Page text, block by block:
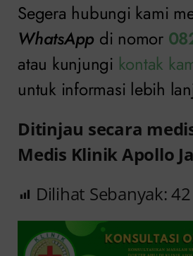
Segera hubungi kami
WhatsApp di nomor
atau kunjungi kontak
untuk informasi lebih
Ditinjau secara
Medis Klinik Apollo
Dilihat Sebanyak:42